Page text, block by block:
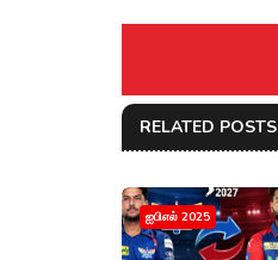
RELATED POSTS
ஐபிஎல் 2025